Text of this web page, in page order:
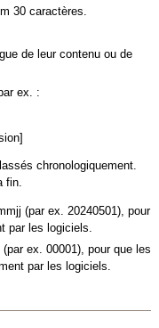
30 caractères.
de leur contenu ou de
ex. :
chronologiquement.
fin.
(par ex. 20240501), pour
par les logiciels.
ex. 00001), pour que les
par les logiciels.